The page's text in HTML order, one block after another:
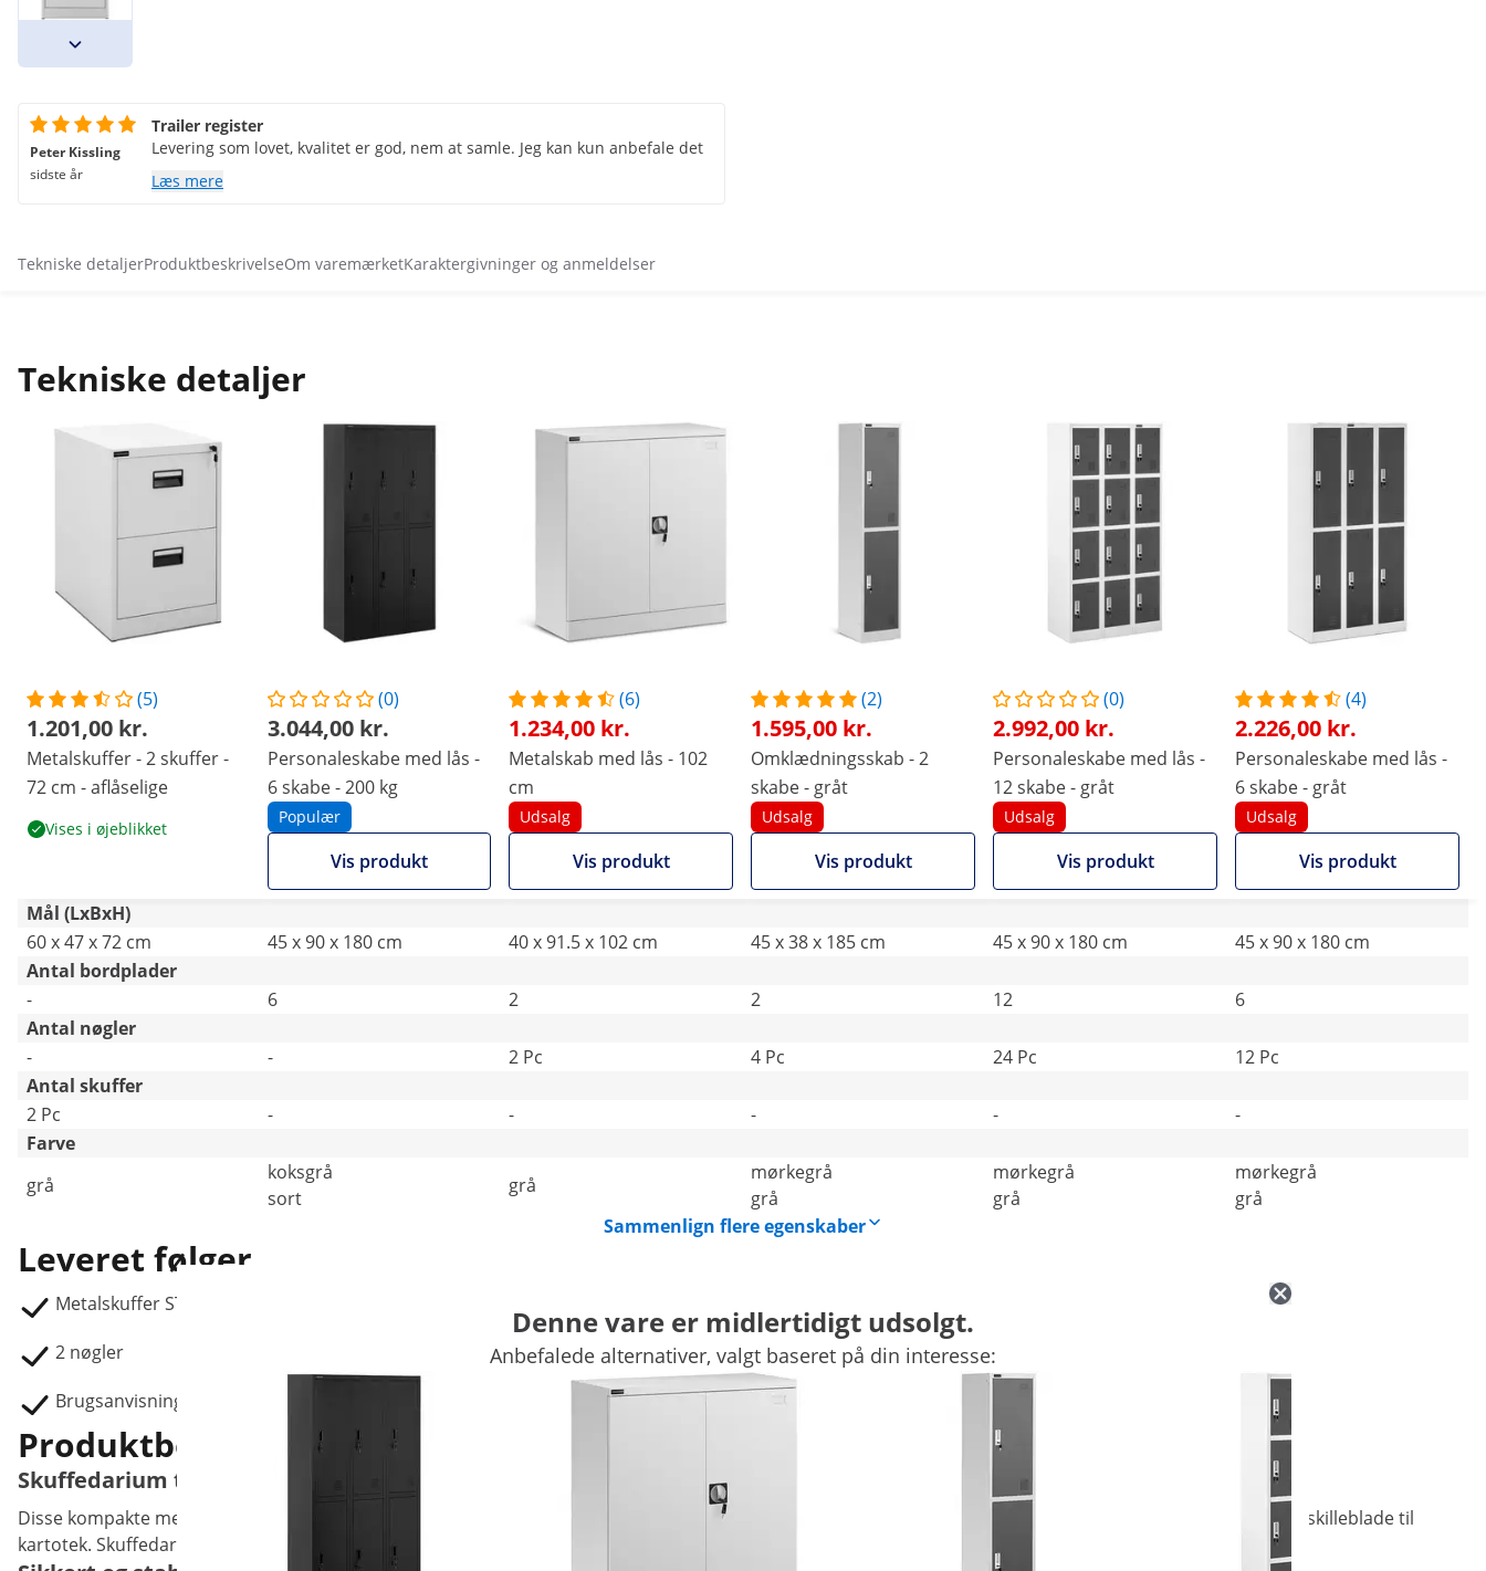
Peter Kissling
sidste år
Trailer register
Levering som lovet, kvalitet er god, nem at samle. Jeg kan kun anbefale det
Læs mere
Tekniske detaljerProduktbeskrivelseOm varemærketKaraktergivninger og anmeldelser
Tekniske detaljer
(5)
1.201,00 kr.
Metalskuffer - 2 skuffer -
72 cm - aflåselige
Vises i øjeblikket
(0)
3.044,00 kr.
Personaleskabe med lås -
6 skabe - 200 kg
Populær
Vis produkt
(6)
1.234,00 kr.
Metalskab med lås - 102
cm
Udsalg
Vis produkt
(2)
1.595,00 kr.
Omklædningsskab - 2
skabe - gråt
Udsalg
Vis produkt
(0)
2.992,00 kr.
Personaleskabe med lås -
12 skabe - gråt
Udsalg
Vis produkt
(4)
2.226,00 kr.
Personaleskabe med lås -
6 skabe - gråt
Udsalg
Vis produkt
Mål (LxBxH)
60 x 47 x 72 cm
45 x 90 x 180 cm 40 x 91.5 x 102 cm 45 x 38 x 185 cm 45 x 90 x 180 cm
45 x 90 x 180 cm
Antal bordplader
-
6 2 2 12
6
Antal nøgler
-
- 2 Pc 4 Pc 24 Pc
12 Pc
Antal skuffer
2 Pc
- - - -
-
Farve
grå
koksgrå
sort
grå
mørkegrå
grå
mørkegrå
grå
mørkegrå
grå
Sammenlign flere egenskaber
Leveret følger
Metalskuffer STAR_MCAB_40
2 nøgler
Brugsanvisning
Denne vare er midlertidigt udsolgt.
Anbefalede alternativer, valgt baseret på din interesse:
Produktbeskrivelse
Skuffedarium til kartotek med 2 skuffer
Disse kompakte metalskuffer fra Fromm & Starck kan bringe orden på kontoret. Skufferne kan f.eks. anvendes til opbevaring af vigtige dokumenter. Der er skilleblade til
kartotek. Skuffedariet er neutralt designet så det passer ind i enhver kontorindretning.